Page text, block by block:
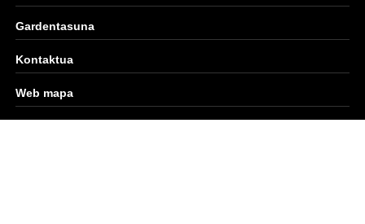
Gardentasuna
Kontaktua
Web mapa